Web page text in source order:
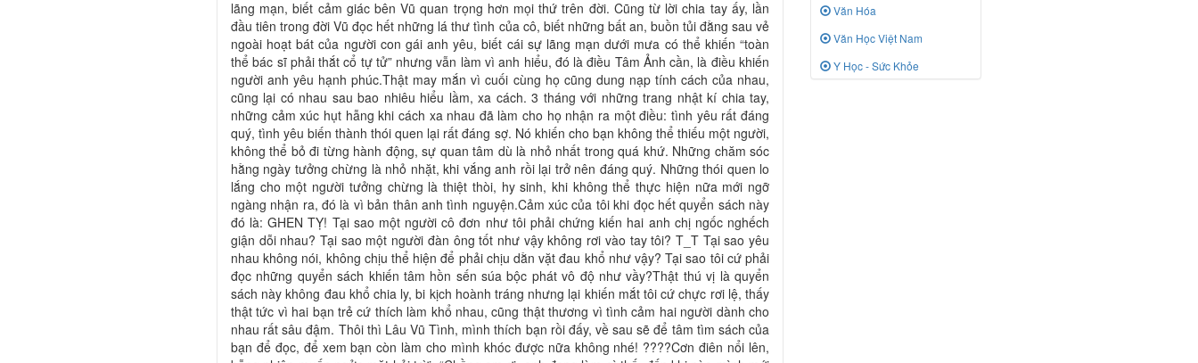
lãng mạn, biết cảm giác bên Vũ quan trọng hơn mọi thứ trên đời. Cũng từ lời chia tay ấy, lần
đầu tiên trong đời Vũ đọc hết những lá thư tình của cô, biết những bất an, buồn tủi đằng sau vẻ
ngoài hoạt bát của người con gái anh yêu, biết cái sự lãng mạn dưới mưa có thể khiến “toàn
thể bác sĩ phải thắt cổ tự tử” nhưng vẫn làm vì anh hiểu, đó là điều Tâm Ảnh cần, là điều khiến
người anh yêu hạnh phúc.Thật may mắn vì cuối cùng họ cũng dung nạp tính cách của nhau,
cũng lại có nhau sau bao nhiêu hiểu lầm, xa cách. 3 tháng với những trang nhật kí chia tay,
những cảm xúc hụt hẫng khi cách xa nhau đã làm cho họ nhận ra một điều: tình yêu rất đáng
quý, tình yêu biến thành thói quen lại rất đáng sợ. Nó khiến cho bạn không thể thiếu một người,
không thể bỏ đi từng hành động, sự quan tâm dù là nhỏ nhất trong quá khứ. Những chăm sóc
hằng ngày tưởng chừng là nhỏ nhặt, khi vắng anh rồi lại trở nên đáng quý. Những thói quen lo
lắng cho một người tưởng chừng là thiệt thòi, hy sinh, khi không thể thực hiện nữa mới ngỡ
ngàng nhận ra, đó là vì bản thân anh tình nguyện.Cảm xúc của tôi khi đọc hết quyển sách này
đó là: GHEN TỴ! Tại sao một người cô đơn như tôi phải chứng kiến hai anh chị ngốc nghếch
giận dỗi nhau? Tại sao một người đàn ông tốt như vậy không rơi vào tay tôi? T_T Tại sao yêu
nhau không nói, không chịu thể hiện để phải chịu dằn vặt đau khổ như vậy? Tại sao tôi cứ phải
đọc những quyển sách khiến tâm hồn sến súa bộc phát vô độ như vầy?Thật thú vị là quyển
sách này không đau khổ chia ly, bi kịch hoành tráng nhưng lại khiến mắt tôi cứ chực rơi lệ, thấy
thật tức vì hai bạn trẻ cứ thích làm khổ nhau, cũng thật thương vì tình cảm hai người dành cho
nhau rất sâu đậm. Thôi thì Lâu Vũ Tình, mình thích bạn rồi đấy, về sau sẽ để tâm tìm sách của
bạn để đọc, để xem bạn còn làm cho mình khóc được nữa không nhé! ????Cơn điên nổi lên,
Văn Hóa
Văn Học Việt Nam
Y Học - Sức Khỏe